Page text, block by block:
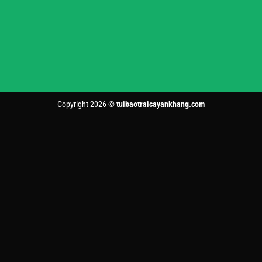
Copyright 2026 ©tuibaotraicayankhang.com